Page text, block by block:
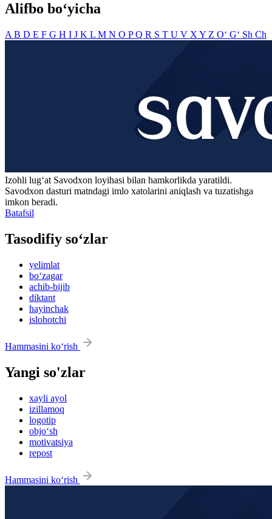
Alifbo bo‘yicha
A B D E F G H I J K L M N O PQ R S T U V X Y Z O‘ G‘ Sh Ch
Izohli lugʻat Savodxon loyihasi bilan hamkorlikda yaratildi.
Savodxon dasturi matndagi imlo xatolarini aniqlash va tuzatishga
imkon beradi.
Batafsil
Tasodifiy so‘zlar
yelimlat
bo‘zagar
achib-bijib
diktant
hayinchak
islohotchi
Hammasini ko‘rish
Yangi so'zlar
xayli ayol
izillamoq
logotip
objo‘sh
motivatsiya
repost
Hammasini ko‘rish